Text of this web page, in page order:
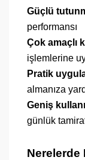
Güçlü
performansı
Çok amaçlı
işlemlerine
Pratik
almanıza
Geniş
günlük
Nerelerde